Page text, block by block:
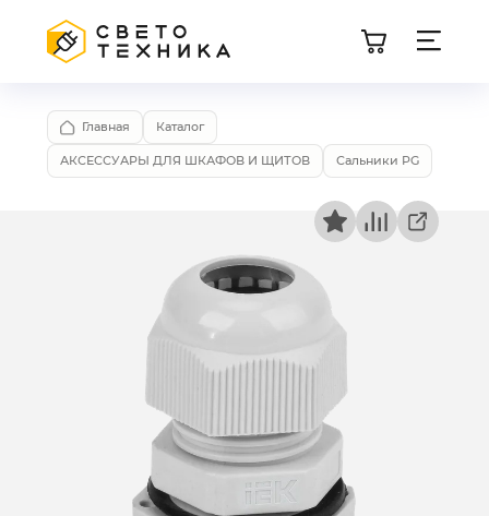
Главная Каталог
АКСЕССУАРЫ ДЛЯ ШКАФОВ И ЩИТОВ Сальники PG